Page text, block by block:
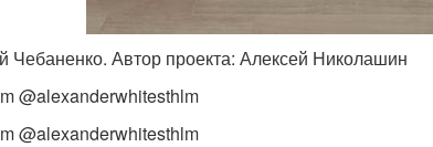
Чебаненко. Автор проекта: Алексей Николашин
@alexanderwhitesthlm
@alexanderwhitesthlm